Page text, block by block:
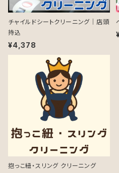
チャイルドシートクリーニング｜店頭
持込
¥4,378
抱っこ紐・スリング クリーニング